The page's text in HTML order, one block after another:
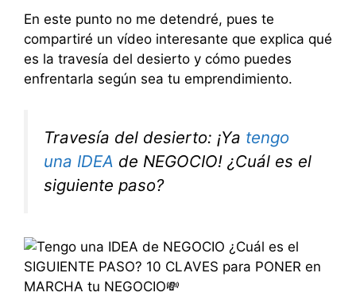
En este punto no me detendré, pues te
compartiré un vídeo interesante que explica qué
es la travesía del desierto y cómo puedes
enfrentarla según sea tu emprendimiento.
Travesía del desierto: ¡Ya tengo
una IDEA de NEGOCIO! ¿Cuál es el
siguiente paso?